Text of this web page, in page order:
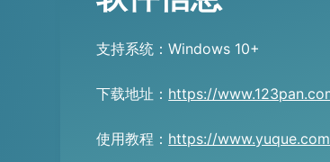
支持系统：Windows 10+
下载地址： https://
使用教程： https://